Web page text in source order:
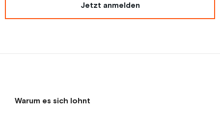
Jetzt anmelden
Warum es sich lohnt